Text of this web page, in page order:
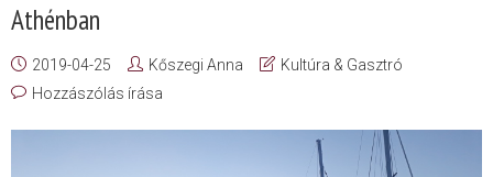
Athénban
2019-04-25 Kőszegi Anna
Kultúra & Gasztró
Hozzászólás írása